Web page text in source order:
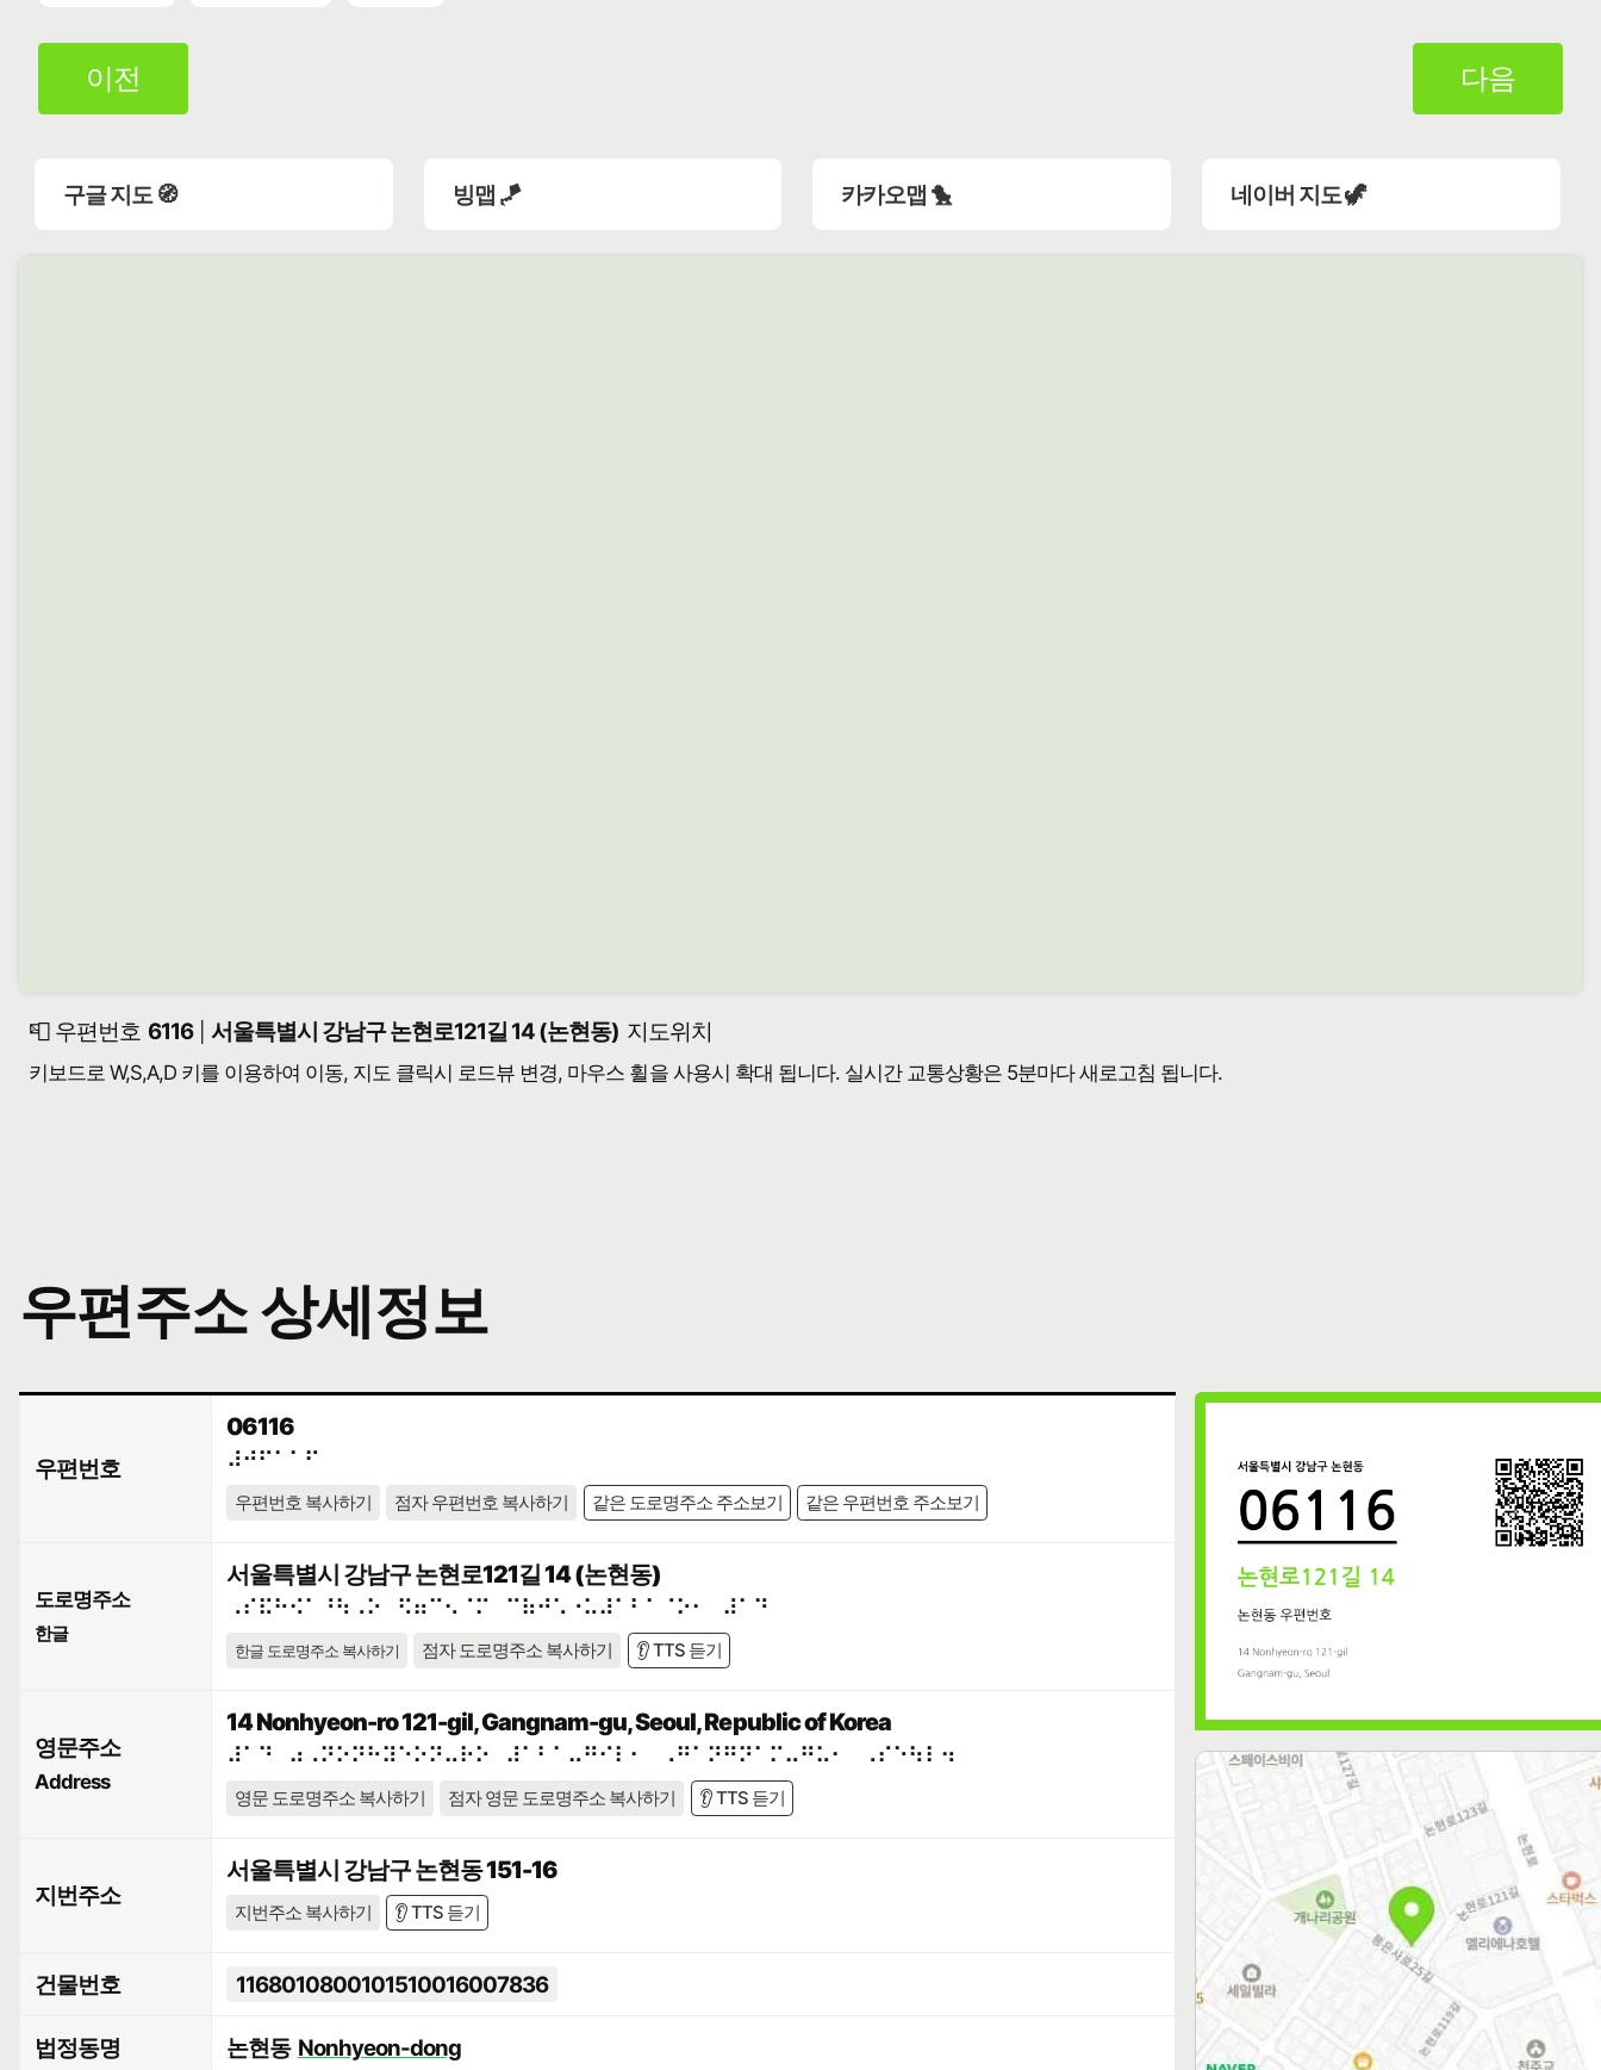
이전 다음
구글 지도 🧭 빙맵 🪁 카카오맵 🐤 네이버 지도 🦖
📮 우편번호 6116 서울특별시 강남구 논현로121길 14 (논현동) 지도위치
키보드로 W,S,A,D 키를 이용하여 이동, 지도 클릭시 로드뷰 변경, 마우스 휠을 사용시 확대 됩니다. 실시간 교통상황은 5분마다 새로고침 됩니다.
우편주소 상세정보
우편번호
06116
⠼⠚⠋⠁⠁⠋
우편번호 복사하기 점자 우편번호 복사하기 같은 도로명주소 주소보기 같은 우편번호 주소보기
도로명주소
한글
서울특별시 강남구 논현로121길 14 (논현동)
⠠⠎⠯⠓⠪⠁⠘⠳⠠⠕⠀⠫⠶⠉⠢⠈⠍⠀⠉⠷⠚⠡⠐⠥⠼⠁⠃⠁⠈⠕⠂⠀⠼⠁⠙
한글 도로명주소 복사하기 점자 도로명주소 복사하기 👂 TTS 듣기
영문주소
Address
14 Nonhyeon-ro 121-gil, Gangnam-gu, Seoul, Republic of Korea
⠼⠁⠙⠀⠴⠠⠝⠕⠝⠓⠽⠑⠕⠝⠤⠗⠕⠀⠼⠁⠃⠁⠤⠛⠊⠇⠂⠀⠠⠛⠁⠝⠛⠝⠁⠍⠤⠛⠥⠂⠀⠠⠎⠑⠳⠇⠲
영문 도로명주소 복사하기 점자 영문 도로명주소 복사하기 👂 TTS 듣기
지번주소
서울특별시 강남구 논현동 151-16
지번주소 복사하기 👂 TTS 듣기
건물번호 1168010800101510016007836
법정동명 논현동 Nonhyeon-dong